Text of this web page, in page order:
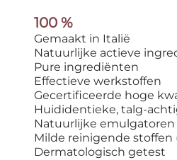
100 %
Gemaakt in Italië
Natuurlijke actieve
Pure ingrediënten
Effectieve werkstoffen
Gecertificeerde hoge
Huididentieke, talg-
Natuurlijke emulgatoren
Milde reinigende stoffen
Dermatologisch getest